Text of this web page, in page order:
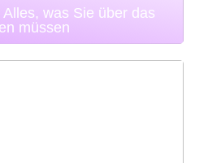
was Sie über das
müssen